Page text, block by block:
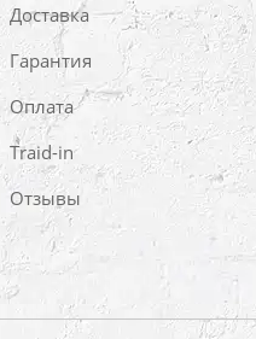
Доставка
Гарантия
Оплата
Traid-in
Отзывы